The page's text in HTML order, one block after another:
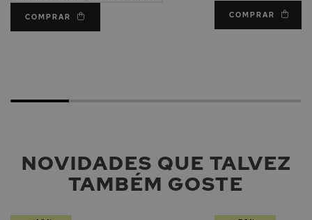
COMPRAR COMPRAR
NOVIDADES QUE TALVEZ
TAMBÉM GOSTE